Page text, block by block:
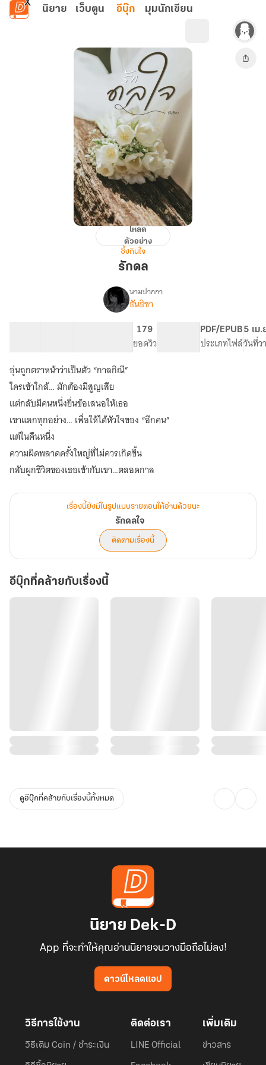
ข้ามไปยังเนื้อหาหลัก
นิยาย เว็บตูน อีบุ๊ก มุมนักเขียน
โหลด
ตัวอย่าง
ซึ้งกินใจ
รักดล
เรื่อง
ดลใจ
นามปากกา
ธันธิชา
179
ยอดวิว
PDF/EPUB
ประเภทไฟล์
5 เม
วันที่ว
อุ่นถูกตราหน้าว่าเป็นตัว “กาลกิณี”
ใครเข้าใกล้… มักต้องมีสูญเสีย
แต่กลับมีคนหนึ่งยื่นข้อเสนอให้เธอ
เขาแลกทุกอย่าง… เพื่อให้ได้หัวใจของ “อีกคน”
แต่ในคืนหนึ่ง
ความผิดพลาดครั้งใหญ่ที่ไม่ควรเกิดขึ้น
เรื่องนี้ยังมีในรูปแบบรายตอนให้อ่านด้วยนะ
รักดลใจ
ติดตามเรื่องนี้
อีบุ๊กที่คล้ายกับเรื่องนี้
ดูอีบุ๊กที่คล้ายกับเรื่องนี้ทั้งหมด
นิยาย Dek-D
App ที่จะทำให้คุณอ่านนิยายจนวางมือถือไม่ลง!
ดาวน์โหลดแอป
วิธีการใช้งาน
วิธีเติม Coin / ชำระเงิน
ติดต่อเรา
LINE Official
เพิ่มเติม
ข่าวสาร